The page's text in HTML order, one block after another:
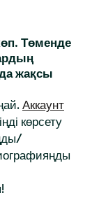
Төменде
жақсы
Аккаунт
көрсету